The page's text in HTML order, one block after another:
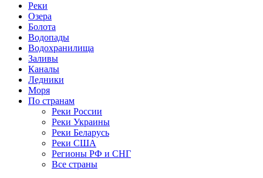
Реки
Озера
Болота
Водопады
Водохранилища
Заливы
Каналы
Ледники
Моря
По странам
Реки России
Реки Украины
Реки Беларусь
Реки США
Регионы РФ и СНГ
Все страны